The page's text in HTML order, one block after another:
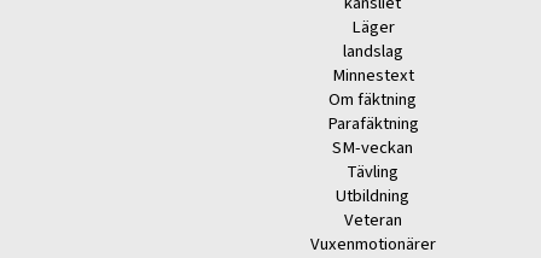
Läger
landslag
Minnestext
Om fäktning
Parafäktning
SM-veckan
Tävling
Utbildning
Veteran
Vuxenmotionärer